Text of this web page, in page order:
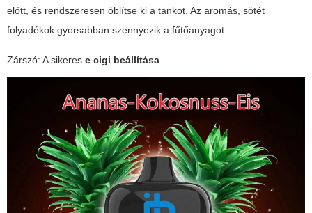
előtt, és rendszeresen öblítse ki a tankot. Az aromás, sötét
folyadékok gyorsabban szennyezik a fűtőanyagot.
Zárszó: A sikeres e cigi beállítása